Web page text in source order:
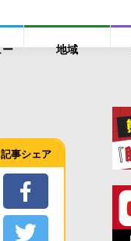
地域
記事シェア